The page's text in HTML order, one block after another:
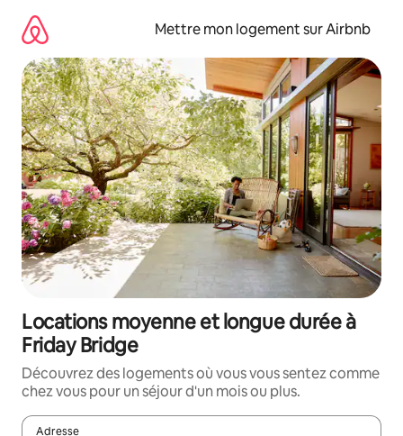
directement
contenu
Mettre mon logement sur Airbnb
Locations moyenne et longue durée à
Friday Bridge
Découvrez des logements où vous vous sentez comme
chez vous pour un séjour d'un mois ou plus.
Adresse